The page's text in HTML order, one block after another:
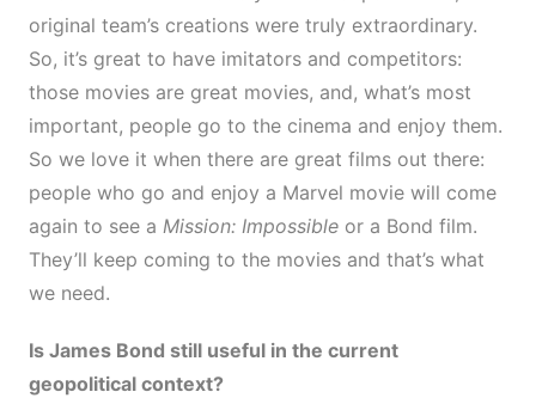
original team’s creations were truly extraordinary.
So, it’s great to have imitators and competitors:
those movies are great movies, and, what’s most
important, people go to the cinema and enjoy them.
So we love it when there are great films out there:
people who go and enjoy a Marvel movie will come
again to see a Mission: Impossibleor a Bond film.
They’ll keep coming to the movies and that’s what
we need.
Is James Bond still useful in the current
geopolitical context?